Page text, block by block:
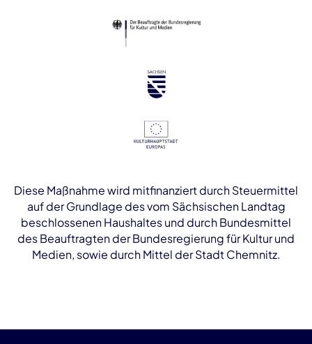
Diese Maßnahme wird mitfinanziert durch Steuermittel
auf der Grundlage des vom Sächsischen Landtag
beschlossenen Haushaltes und durch Bundesmittel
des Beauftragten der Bundesregierung für Kultur und
Medien, sowie durch Mittel der Stadt Chemnitz.